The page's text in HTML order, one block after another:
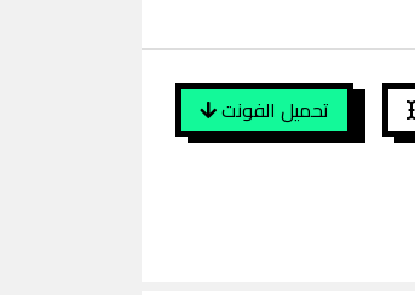
تحميل الفونت